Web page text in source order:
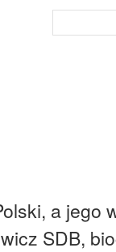
Reportaż
a jego
SDB,